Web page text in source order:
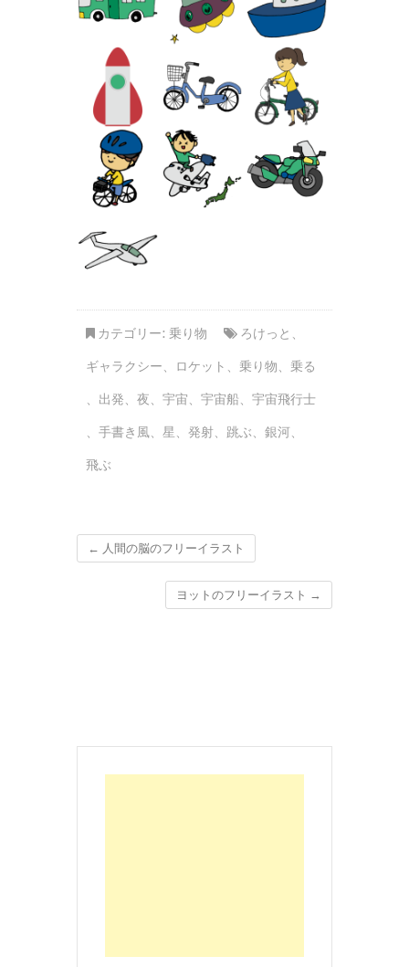
カテゴリー: 乗り物 ろけっと 、
ギャラクシー、 ロケット 、 乗り物、 乗る
、 出発、 夜、 宇宙、 宇宙船、 宇宙飛行士
、 手書き風、 星 、 発射、 跳ぶ、 銀河、
飛ぶ
← 人間の脳のフリーイラスト
ヨットのフリーイラスト →